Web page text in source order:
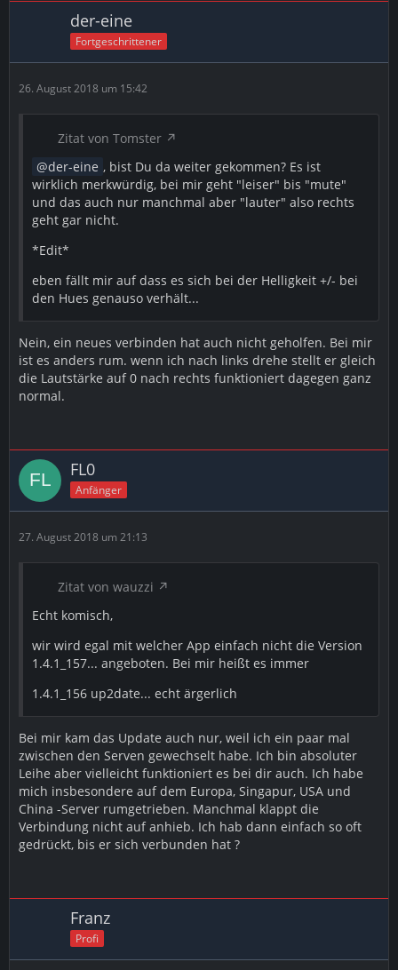
der-eine
Fortgeschrittener
26. August 2018 um 15:42
Zitat von Tomster
der-eine , bist Du da weiter gekommen? Es ist
wirklich merkwürdig, bei mir geht "leiser" bis "mute"
und das auch nur manchmal aber "lauter" also rechts
geht gar nicht.
*Edit*
eben fällt mir auf dass es sich bei der Helligkeit +/- bei
den Hues genauso verhält...
Nein, ein neues verbinden hat auch nicht geholfen. Bei mir
ist es anders rum. wenn ich nach links drehe stellt er gleich
die Lautstärke auf 0 nach rechts funktioniert dagegen ganz
normal.
FL0
Anfänger
27. August 2018 um 21:13
Zitat von wauzzi
Echt komisch,
wir wird egal mit welcher App einfach nicht die Version
1.4.1_157... angeboten. Bei mir heißt es immer
1.4.1_156 up2date... echt ärgerlich
Bei mir kam das Update auch nur, weil ich ein paar mal
zwischen den Serven gewechselt habe. Ich bin absoluter
Leihe aber vielleicht funktioniert es bei dir auch. Ich habe
mich insbesondere auf dem Europa, Singapur, USA und
China -Server rumgetrieben. Manchmal klappt die
Verbindung nicht auf anhieb. Ich hab dann einfach so oft
gedrückt, bis er sich verbunden hat ?
Franz
Profi